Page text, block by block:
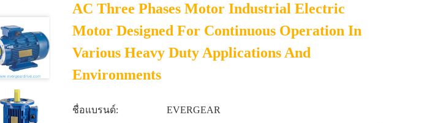
AC Three Phases Motor Industrial Electric
Motor Designed For Continuous Operation In
Various Heavy Duty Applications And
Environments
ชื่อแบรนด์: EVERGEAR